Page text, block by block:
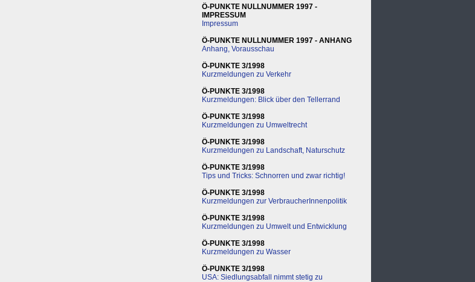
Ö-PUNKTE NULLNUMMER 1997 -
IMPRESSUM
Impressum
Ö-PUNKTE NULLNUMMER 1997 - ANHANG
Anhang, Vorausschau
Ö-PUNKTE 3/1998
Kurzmeldungen zu Verkehr
Ö-PUNKTE 3/1998
Kurzmeldungen: Blick über den Tellerrand
Ö-PUNKTE 3/1998
Kurzmeldungen zu Umweltrecht
Ö-PUNKTE 3/1998
Kurzmeldungen zu Landschaft, Naturschutz
Ö-PUNKTE 3/1998
Tips und Tricks: Schnorren und zwar richtig!
Ö-PUNKTE 3/1998
Kurzmeldungen zur VerbraucherInnenpolitik
Ö-PUNKTE 3/1998
Kurzmeldungen zu Umwelt und Entwicklung
Ö-PUNKTE 3/1998
Kurzmeldungen zu Wasser
Ö-PUNKTE 3/1998
USA: Siedlungsabfall nimmt stetig zu